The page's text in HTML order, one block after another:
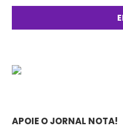
APOIE O JORNAL NOTA!